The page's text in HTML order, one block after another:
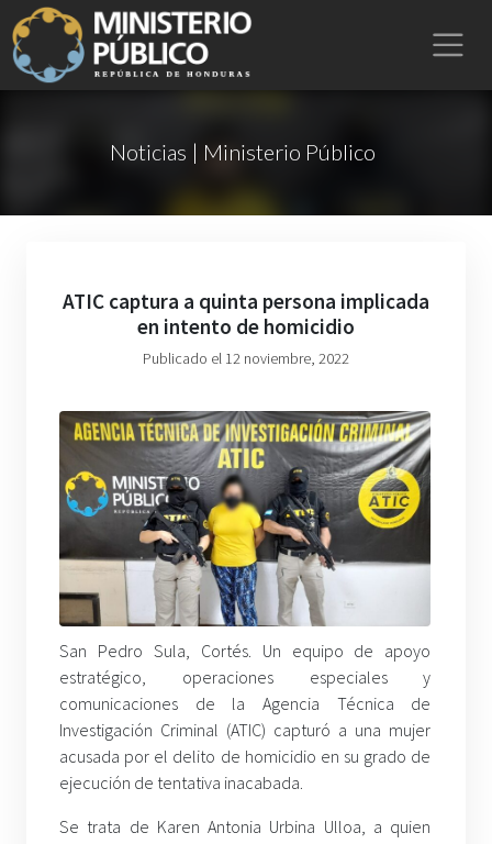
Noticias | Ministerio Público
ATIC captura a quinta persona implicada
en intento de homicidio
Publicado el 12 noviembre, 2022
San Pedro Sula, Cortés. Un equipo de apoyo
estratégico, operaciones especiales y
comunicaciones de la Agencia Técnica de
Investigación Criminal (ATIC) capturó a una mujer
acusada por el delito de homicidio en su grado de
ejecución de tentativa inacabada.
Se trata de Karen Antonia Urbina Ulloa, a quien